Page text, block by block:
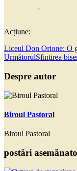
Acțiune:
Liceul Don Orione: O
UrmătorulSfintirea
Despre autor
Biroul Pastoral
Biroul Pastoral
postări